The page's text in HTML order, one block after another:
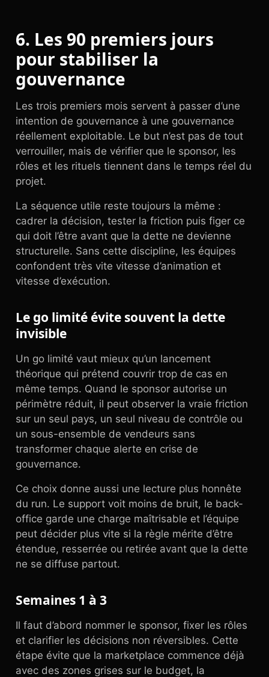
6. Les 90 premiers jours
pour stabiliser la
gouvernance
Les trois premiers mois servent à passer d’une
intention de gouvernance à une gouvernance
réellement exploitable. Le but n’est pas de tout
verrouiller, mais de vérifier que le sponsor, les
rôles et les rituels tiennent dans le temps réel du
projet.
La séquence utile reste toujours la même :
cadrer la décision, tester la friction puis figer ce
qui doit l’être avant que la dette ne devienne
structurelle. Sans cette discipline, les équipes
confondent très vite vitesse d’animation et
vitesse d’exécution.
Le go limité évite souvent la dette
invisible
Un go limité vaut mieux qu’un lancement
théorique qui prétend couvrir trop de cas en
même temps. Quand le sponsor autorise un
périmètre réduit, il peut observer la vraie friction
sur un seul pays, un seul niveau de contrôle ou
un sous-ensemble de vendeurs sans
transformer chaque alerte en crise de
gouvernance.
Ce choix donne aussi une lecture plus honnête
du run. Le support voit moins de bruit, le back-
office garde une charge maîtrisable et l’équipe
peut décider plus vite si la règle mérite d’être
étendue, resserrée ou retirée avant que la dette
ne se diffuse partout.
Semaines 1 à 3
Il faut d’abord nommer le sponsor, fixer les rôles
et clarifier les décisions non réversibles. Cette
étape évite que la marketplace commence déjà
avec des zones grises sur le budget, la